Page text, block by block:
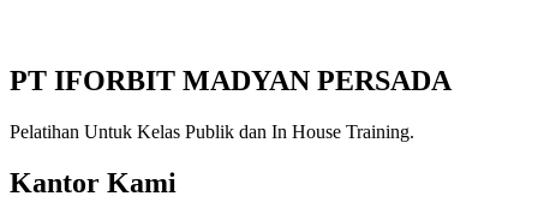
PT IFORBIT MADYAN PERSADA
Pelatihan Untuk Kelas Publik dan In House Training.
Kantor Kami